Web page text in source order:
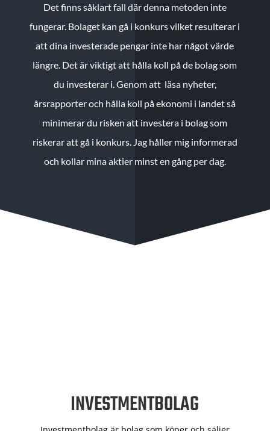
Det finns såklart fall där denna metoden inte
fungerar. Bolaget kan gå i konkurs vilket resulterar i
att dina investerade pengar inte har något värde
längre. Det är viktigt att hålla koll på de bolag som
du investerar i. Genom att läsa nyheter,
årsrapporter och hålla koll på ekonomi i landet så
minimerar du risken att investera i bolag som
riskerar att gå i konkurs. Jag håller mig informerad
och kollar mina aktier minst en gång per dag.
INVESTMENTBOLAG